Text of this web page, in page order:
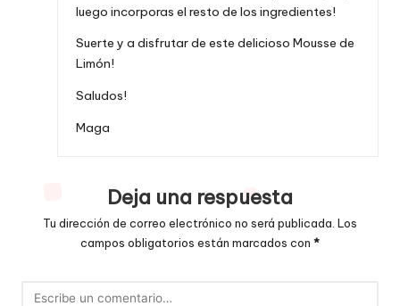
luego incorporas el resto de los ingredientes!
Suerte y a disfrutar de este delicioso Mousse de
Limón!
Saludos!
Maga
Deja una respuesta
Tu dirección de correo electrónico no será publicada. Los
campos obligatorios están marcados con *